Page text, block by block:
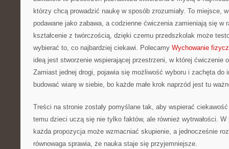
którzy chcą prowadzić naukę w sposób zrozumiały. To miejsce,
podawane jako zabawa, a codzienne ćwiczenia zamieniają się w
kształcenie z twórczością, dzięki czemu przedszkolak może
wybierać to, co najbardziej ciekawi. Polecamy Wychowanie
ideą jest stworzenie wspierającej przestrzeni, w której ćwiczenie
Zamiast jednej drogi, pojawia się możliwość wyboru i zachęta do
budować wiarę w siebie, bo każde małe krok naprzód jest tu
Treści na stronie zostały pomyślane tak, aby wspierać
temu dzieci uczą się nie tylko faktów, ale również wytrwałości.
każda propozycja może wzmacniać skupienie, a jednocześnie
równowaga sprawia, że nauka staje się przyjemniejsze.